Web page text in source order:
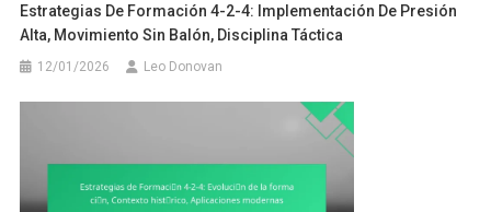
Estrategias De Formación 4-2-4: Implementación De Presión
Alta, Movimiento Sin Balón, Disciplina Táctica
12/01/2026 Leo Donovan